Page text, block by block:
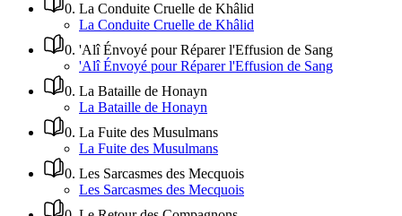
0. La Conduite Cruelle de Khâlid
La Conduite Cruelle de Khâlid
0. 'Alî Énvoyé pour Réparer l'Effusion de Sang
'Alî Énvoyé pour Réparer l'Effusion de Sang
0. La Bataille de Honayn
La Bataille de Honayn
0. La Fuite des Musulmans
La Fuite des Musulmans
0. Les Sarcasmes des Mecquois
Les Sarcasmes des Mecquois